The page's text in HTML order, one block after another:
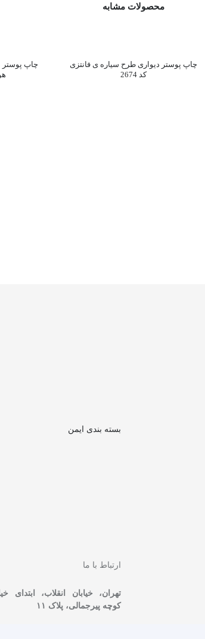
محصولات مشابه
چاپ پوستر دیواری طرح سیاره ی فانتزی
کد 2674
چاپ پوستر
بسته بندی ایمن
ارتباط با ما
تهران، خیابان انقلاب، ابتدای
کوچه پیرجمالی، پلاک ۱۱